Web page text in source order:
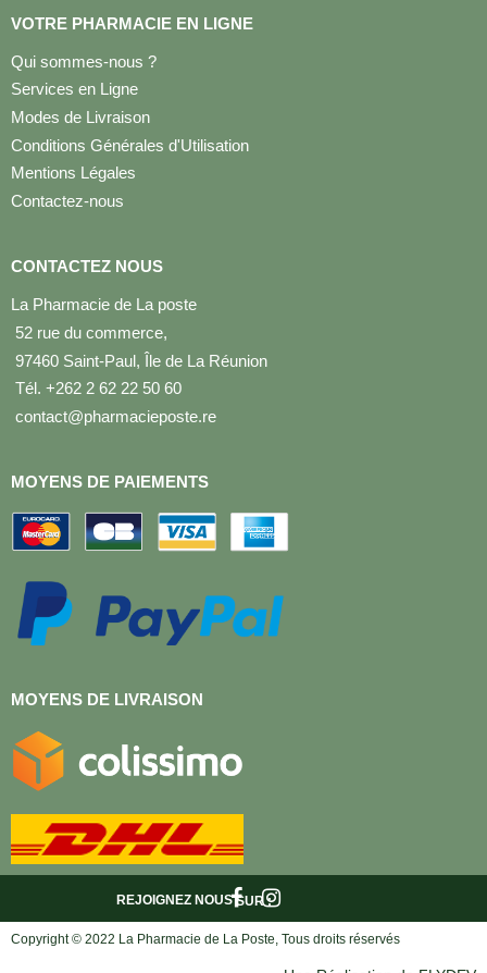
VOTRE PHARMACIE EN LIGNE
Qui sommes-nous ?
Services en Ligne
Modes de Livraison
Conditions Générales d'Utilisation
Mentions Légales
Contactez-nous
CONTACTEZ NOUS
La Pharmacie de La poste
52 rue du commerce,
97460 Saint-Paul, Île de La Réunion
Tél. +262 2 62 22 50 60
contact@pharmacieposte.re
MOYENS DE PAIEMENTS
MOYENS DE LIVRAISON
SUR :
REJOIGNEZ NOUS
Copyright © 2022 La Pharmacie de La Poste, Tous droits réservés